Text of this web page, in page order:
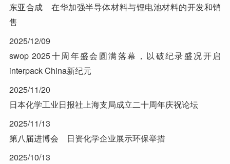
东亚合成 在华加强半导体材料与锂电池材料的开发和销
售
2025/12/09
swop 2025十周年盛会圆满落幕，以破纪录盛况开启
interpack China新纪元
2025/11/20
日本化学工业日报社上海支局成立二十周年庆祝论坛
2025/11/13
第八届进博会 日资化学企业展示环保举措
2025/10/13